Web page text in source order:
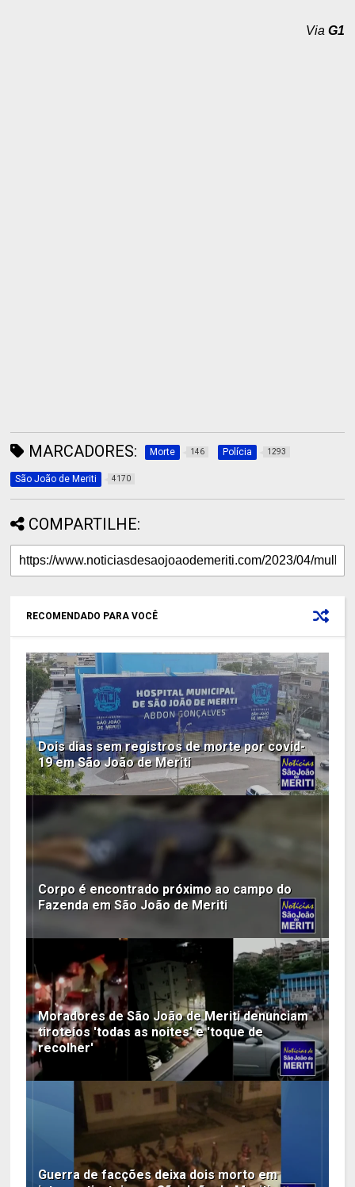
Via G1
MARCADORES: Morte 146 Polícia 1293
São João de Meriti 4170
COMPARTILHE:
RECOMENDADO PARA VOCÊ
Dois dias sem registros de morte por covid-
19 em São João de Meriti
Corpo é encontrado próximo ao campo do
Fazenda em São João de Meriti
Moradores de São João de Meriti denunciam
tiroteios 'todas as noites' e 'toque de
recolher'
Guerra de facções deixa dois morto em